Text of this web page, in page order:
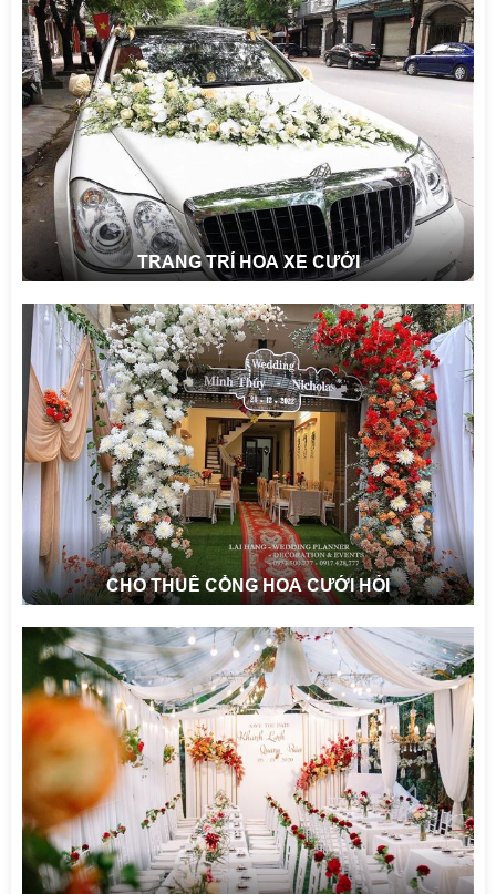
TRANG TRÍ HOA XE CƯỚI
CHO THUÊ CỔNG HOA CƯỚI HỎI